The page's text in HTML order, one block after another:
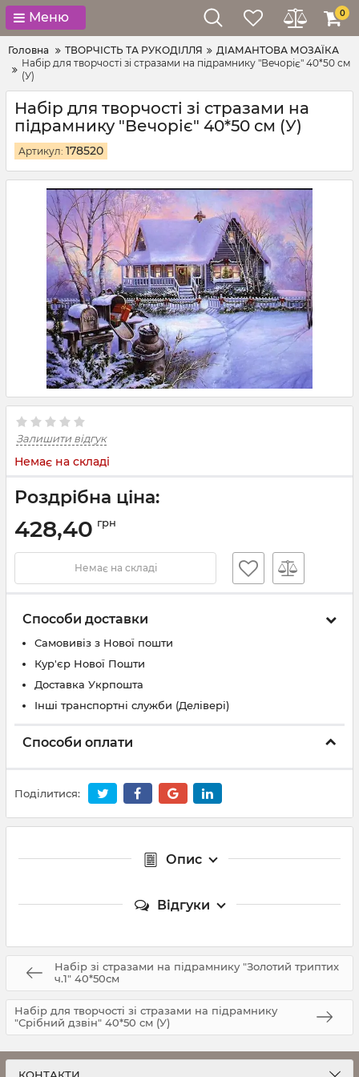
Меню 0
Головна ТВОРЧІСТЬ ТА РУКОДІЛЛЯ
ДІАМАНТОВА МОЗАЇКА
Набір для творчості зі стразами на підрамнику "Вечоріє" 40*50 см
(У)
Набір для творчості зі стразами на
підрамнику "Вечоріє" 40*50 см (У)
Артикул: 178520
Залишити відгук
Немає на складі
Роздрібна ціна:
428,40 грн
Немає на складі
Способи доставки
Самовивіз з Нової пошти
Кур'єр Нової Пошти
Доставка Укрпошта
Інші транспортні служби (Делівері)
Способи оплати
Поділитися:
Опис
Відгуки
Набір зі стразами на підрамнику "Золотий триптих
ч.1" 40*50см
Набір для творчості зі стразами на підрамнику
"Срібний дзвін" 40*50 см (У)